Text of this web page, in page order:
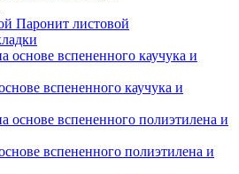
Паронит листовой
вспененного каучука и
вспененного полиэтилена и